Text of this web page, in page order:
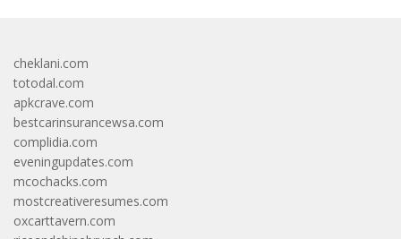
cheklani.com
totodal.com
apkcrave.com
bestcarinsurancewsa.com
complidia.com
eveningupdates.com
mcochacks.com
mostcreativeresumes.com
oxcarttavern.com